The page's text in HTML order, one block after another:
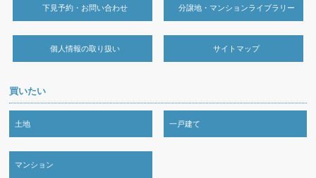
下見予約・お問い合わせ 分譲地・マンションライブラリー
個人情報の取り扱い サイトマップ
買いたい
土地 一戸建て
マンション